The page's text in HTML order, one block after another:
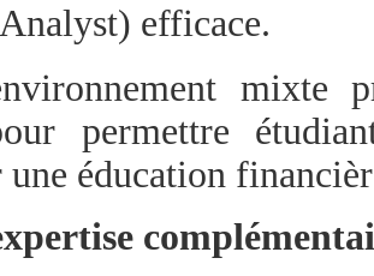
efficace.
mixte
permettre
éducation